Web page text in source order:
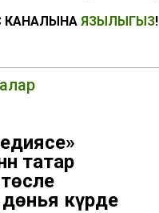
КАНАЛЫНА ЯЗЫЛЫГЫЗ!
татар
төсле
күрде